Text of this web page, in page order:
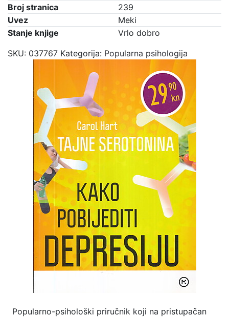
Broj stranica
239
Uvez
Meki
Stanje knjige
Vrlo dobro
SKU: 037767 Kategorija: Popularna psihologija
Popularno-psihološki priručnik koji na pristupačan